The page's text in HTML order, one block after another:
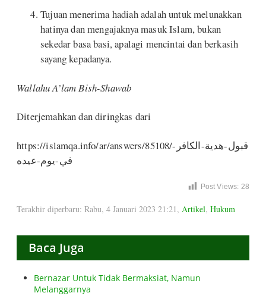
Tujuan menerima hadiah adalah untuk melunakkan
hatinya dan mengajaknya masuk Islam, bukan
sekedar basa basi, apalagi mencintai dan berkasih
sayang kepadanya.
Wallahu A’lam Bish-Shawab
Diterjemahkan dan diringkas dari
https://islamqa.info/ar/answers/85108/قبول-هدية-الكافر-
في-يوم-عيده
Post Views: 28
Terakhir diperbaru: Rabu, 4 Januari 2023 21:21, Artikel, Hukum
Baca Juga
Bernazar Untuk Tidak Bermaksiat, Namun
Melanggarnya